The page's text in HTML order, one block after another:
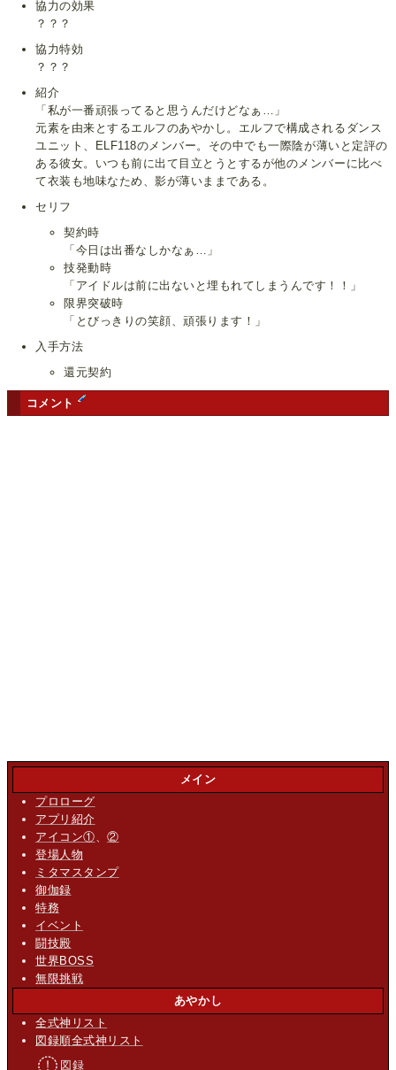
協力の効果
？？？
協力特効
？？？
紹介
「私が一番頑張ってると思うんだけどなぁ…」
元素を由来とするエルフのあやかし。エルフで構成されるダンス
ユニット、ELF118のメンバー。その中でも一際陰が薄いと定評の
ある彼女。いつも前に出て目立とうとするが他のメンバーに比べ
て衣装も地味なため、影が薄いままである。
セリフ
契約時
「今日は出番なしかなぁ…」
技発動時
「アイドルは前に出ないと埋もれてしまうんです！！」
限界突破時
「とびっきりの笑顔、頑張ります！」
入手方法
還元契約
コメント
メイン
プロローグ
アプリ紹介
アイコン① 、②
登場人物
ミタマスタンプ
御伽録
特務
イベント
闘技殿
世界BOSS
無限挑戦
あやかし
全式神リスト
図録順全式神リスト
図録